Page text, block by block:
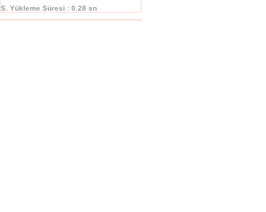
S. Yükleme Süresi : 0.28 sn